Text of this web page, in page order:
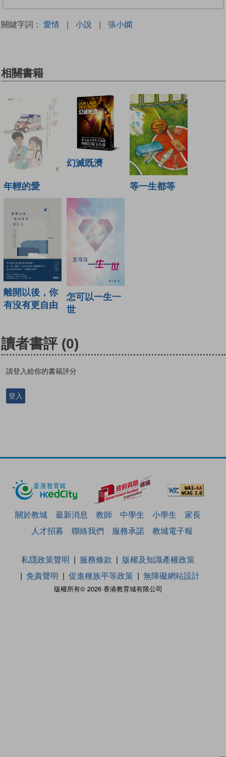
關鍵字詞： 愛情 | 小說 | 張小嫻
相關書籍
年輕的愛
幻滅既濟
等一生都等
離開以後，你
有沒有更自由
怎可以一生一
世
讀者書評 (0)
請登入給你的書籍評分
登入
關於教城 最新消息 教師 中學生 小學生
家長
人才招募
聯絡我們 服務承諾 教城電子報
版權所有© 2026 香港教育城有限公司
私隱政策聲明 服務條款
版權及知識產權政策
免責聲明
促進種族平等政策 無障礙網站設計